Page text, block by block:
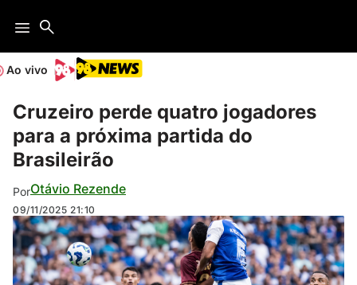
Ao vivo
Cruzeiro perde quatro jogadores
para a próxima partida do
Brasileirão
PorOtávio Rezende
09/11/2025 21:10